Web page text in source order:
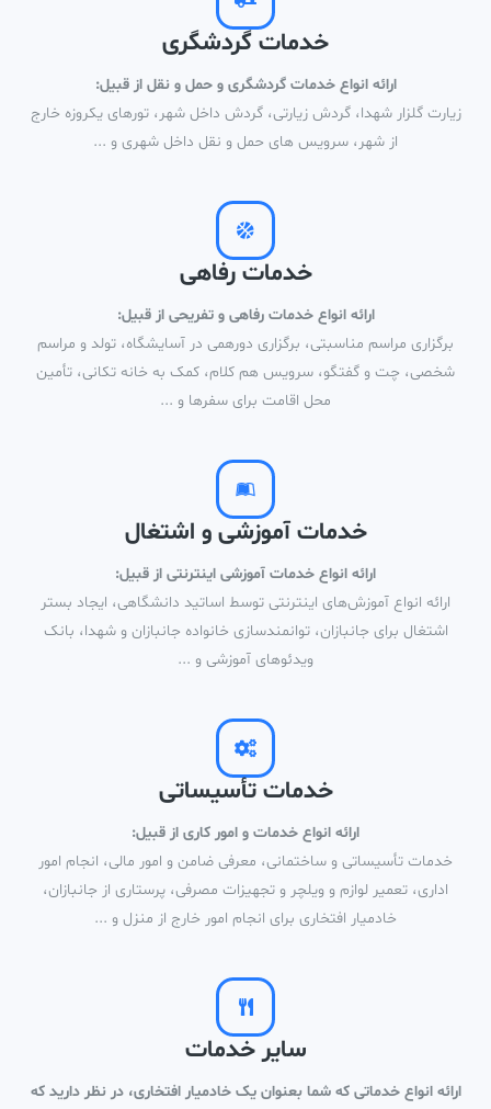
خدمات گردشگری
ارائه انواع خدمات گردشگری و حمل و نقل از قبیل:
زیارت گلزار شهدا، گردش زیارتی، گردش داخل شهر، تورهای یکروزه خارج
از شهر، سرویس های حمل و نقل داخل شهری و ...
خدمات رفاهی
ارائه انواع خدمات رفاهی و تفریحی از قبیل:
برگزاری مراسم مناسبتی، برگزاری دورهمی در آسایشگاه، تولد و مراسم
شخصی، چت و گفتگو، سرویس هم کلام، کمک به خانه تکانی، تأمین
محل اقامت برای سفرها و ...
خدمات آموزشی و اشتغال
ارائه انواع خدمات آموزشی اینترنتی از قبیل:
ارائه انواع آموزش‌های اینترنتی توسط اساتید دانشگاهی، ایجاد بستر
اشتغال برای جانبازان، توانمندسازی خانواده جانبازان و شهدا، بانک
ویدئوهای آموزشی و ...
خدمات تأسیساتی
ارائه انواع خدمات و امور کاری از قبیل:
خدمات تأسیساتی و ساختمانی، معرفی ضامن و امور مالی، انجام امور
اداری، تعمیر لوازم و ویلچر و تجهیزات مصرفی، پرستاری از جانبازان،
خادمیار افتخاری برای انجام امور خارج از منزل و ...
سایر خدمات
ارائه انواع خدماتی که شما بعنوان یک خادمیار افتخاری، در نظر دارید که